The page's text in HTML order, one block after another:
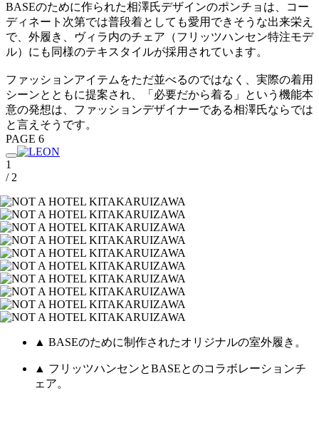
BASEのために作られた相澤氏デザインのポンチョは、コー
ディネート次第では普段着としても愛用できそうな出来栄え
で、外履き、ヴィラ内のチェア（フリッツハンセン特注モデ
ル）にも同様のテキスタイルが採用されています。
ファッションアイテムをただ並べるのではなく、実際の着用
シーンとともに提案され、「必要だから着る」という機能本
意の発想は、ファッションデザイナーである相澤氏ならでは
と言えそうです。
PAGE 6
1
/ 2
▲ BASEのために制作されたオリジナルの室外履き。
▲ フリッツハンセンとBASEとのコラボレーションチ
ェア。